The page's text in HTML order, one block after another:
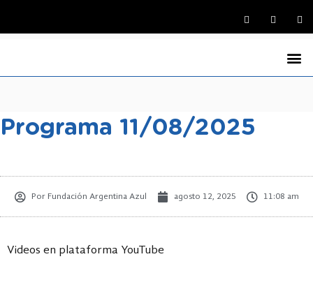
Programa 11/08/2025
PorFundación Argentina Azul agosto 12, 2025 11:08 am
Videos en plataforma YouTube